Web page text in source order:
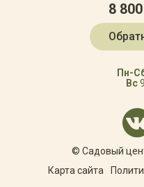
8
Пн-
Вс
© Садовый
Карта сайта